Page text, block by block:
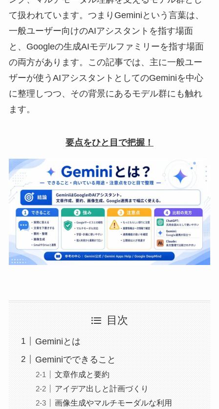
て扱われています。つまりGeminiという言葉は、
一般ユーザー向けのAIアシスタントを指す場面
と、Googleの生成AIモデルファミリーを指す場面
の両方があります。この記事では、主に一般ユー
ザーが使うAIアシスタントとしてのGeminiを中心
に整理しつつ、その背景にあるモデル群にも触れ
ます。
要点をひと目で把握！
目次
Geminiとは
Geminiでできること
文章作成と要約
アイデア出しと計画づくり
画像生成やマルチモーダルな利用